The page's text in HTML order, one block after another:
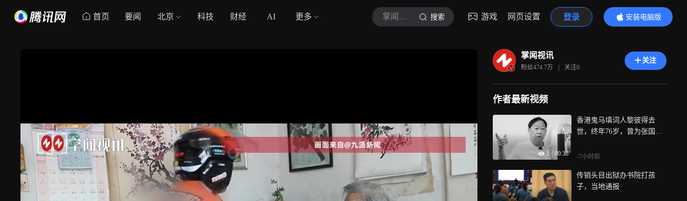
首页 要闻 北京 科技 财经 AI 更多 掌闻视讯 搜索 游戏 网页设置 登录
安装电脑版
内容更精彩
掌闻视讯
粉丝474.7万 | 关注0
关注
作者最新视频
1 | 00:36
香港鬼马填词人黎彼得去
世，终年76岁，曾为张国荣
-7小时前
传销头目出狱办书院打孩
子，当地通报